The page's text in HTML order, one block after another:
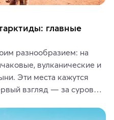
главные
разнообразием: на
вулканические и
Эти места кажутся
взгляд — за суровой
дарят одни из самых